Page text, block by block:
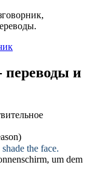
и
shade the face.
um dem